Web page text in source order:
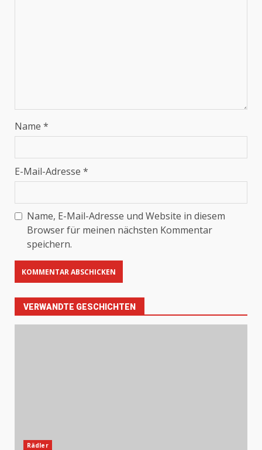
Name *
E-Mail-Adresse *
Name, E-Mail-Adresse und Website in diesem
Browser für meinen nächsten Kommentar
speichern.
VERWANDTE GESCHICHTEN
Rädler